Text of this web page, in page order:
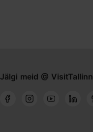
Jälgi meid @ VisitTallinn